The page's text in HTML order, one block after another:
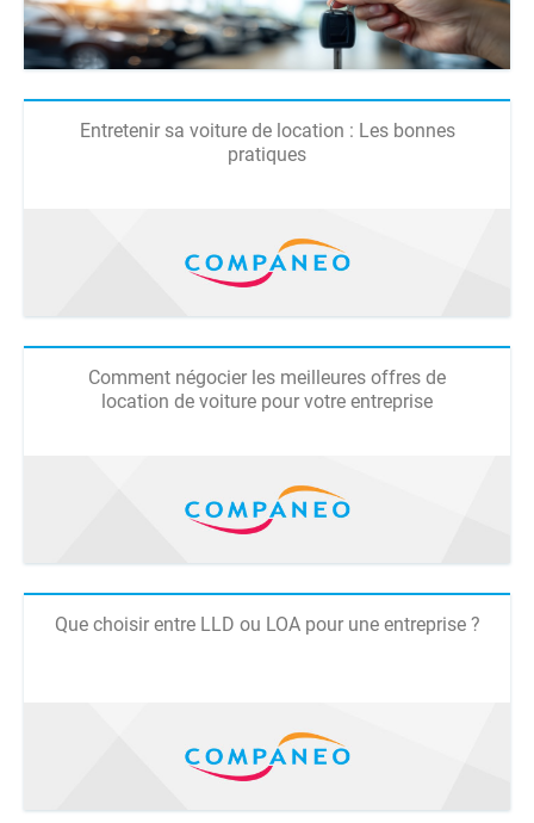
Entretenir sa voiture de location : Les bonnes
pratiques
Comment négocier les meilleures offres de
location de voiture pour votre entreprise
Que choisir entre LLD ou LOA pour une entreprise ?